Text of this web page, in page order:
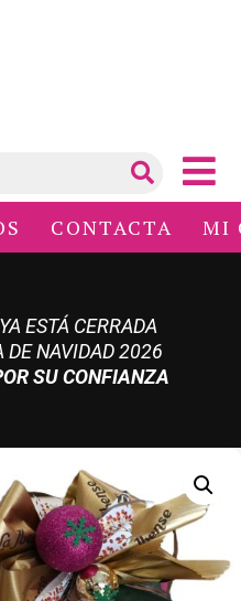
CONTACTA MI
ESTÁ CERRADA
DE NAVIDAD 2026
SU CONFIANZA